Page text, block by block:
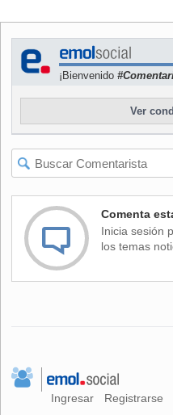
El rapero estadounidense
nada despreciable
video "Not Afraid" podría
de video del año y mejor
En la categoría de mejor
Bieber, Ke$ha, Jason
Bells.
video de música dance por
Like It", junto al
años, tendrá que competir
Lady Gaga. También
del R&B, el norteamericano
aseguró estar muy
sin embargo, no se mostró
¡Bienvenido
Ver
Comenta
Inicia sesión
los temas
Ingresar Registrarse